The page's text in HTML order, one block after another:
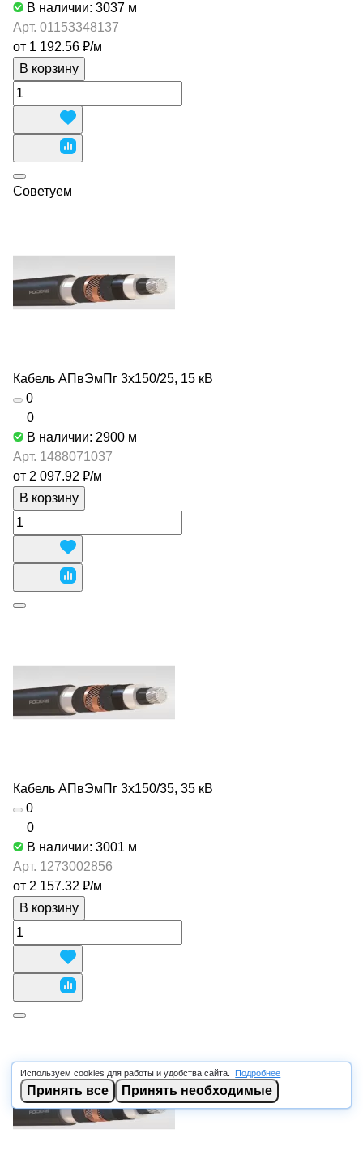
В наличии: 3037 м
Арт. 01153348137
от 1 192.56 ₽/м
В корзину
Советуем
Кабель АПвЭмПг 3х150/25, 15 кВ
0
0
В наличии: 2900 м
Арт. 1488071037
от 2 097.92 ₽/м
В корзину
Кабель АПвЭмПг 3х150/35, 35 кВ
0
0
В наличии: 3001 м
Арт. 1273002856
от 2 157.32 ₽/м
В корзину
Используем cookies для работы и удобства сайта. Подробнее
Принять все Принять необходимые